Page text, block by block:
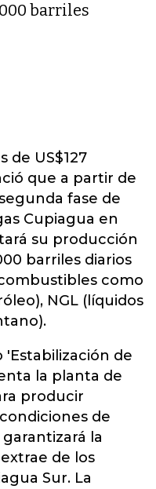
barriles
de US$127
que a partir de
fase de
Cupiagua en
su producción
barriles diarios
como
NGL (líquidos
de
la planta de
producir
de
la
de los
Sur. La